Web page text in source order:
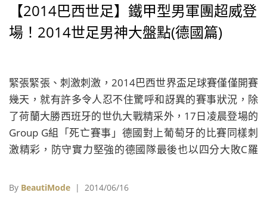
【2014巴西世足】鐵甲型男軍團超威登
場！2014世足男神大盤點(德國篇)
緊張緊張、刺激刺激，2014巴西世界盃足球賽僅僅開賽
幾天，就有許多令人忍不住驚呼和訝異的賽事狀況，除
了荷蘭大勝西班牙的世仇大戰精采外，17日凌晨登場的
Group G組「死亡賽事」德國對上葡萄牙的比賽同樣刺
激精彩，防守實力堅強的德國隊最後也以四分大敗C羅
Müller更是一人連拿下兩分，有機會挑戰連續衛冕最佳
By BeautiMode | 2014/06/16